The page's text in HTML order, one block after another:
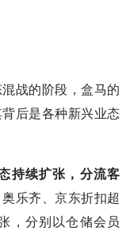
战的阶段，盒马的
后是各种新兴业态
持续扩张，分流客
乐齐、京东折扣超
，分别以仓储会员